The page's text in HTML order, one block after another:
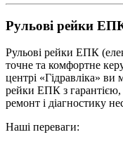
Рульові рейки
Рульові рейки ЕПК
точне та комфортне
центрі «Гідравліка» ви
рейки ЕПК з
ремонт і діагностику
Наші переваги: